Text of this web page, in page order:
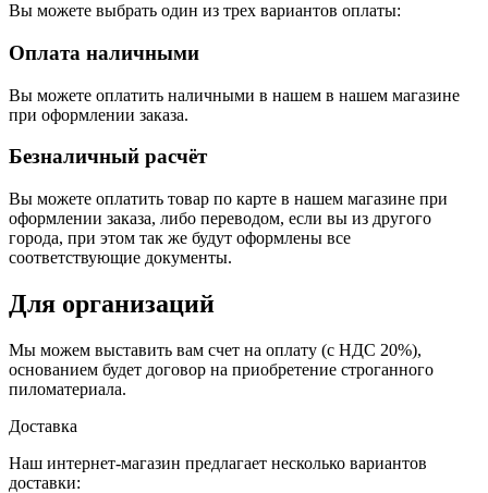
Вы можете выбрать один из трех вариантов оплаты:
Оплата наличными
Вы можете оплатить наличными в нашем в нашем магазине
при оформлении заказа.
Безналичный расчёт
Вы можете оплатить товар по карте в нашем магазине при
оформлении заказа, либо переводом, если вы из другого
города, при этом так же будут оформлены все
соответствующие документы.
Для организаций
Мы можем выставить вам счет на оплату (с НДС 20%),
основанием будет договор на приобретение строганного
пиломатериала.
Доставка
Наш интернет-магазин предлагает несколько вариантов
доставки: